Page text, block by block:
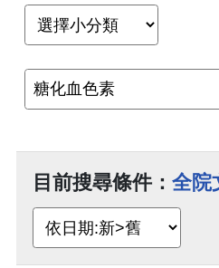
目前搜尋條件： 全院